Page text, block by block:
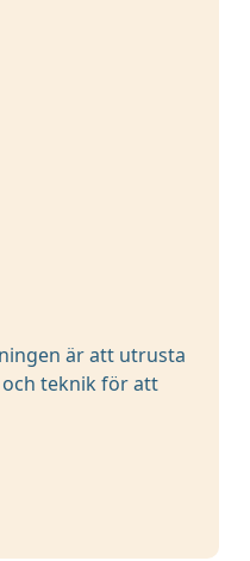
är att utrusta
teknik för att